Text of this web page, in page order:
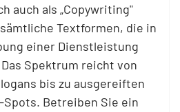
auch als „Copywriting"
Textformen, die in
einer Dienstleistung
Spektrum reicht von
bis zu ausgereiften
Spots. Betreiben Sie ein